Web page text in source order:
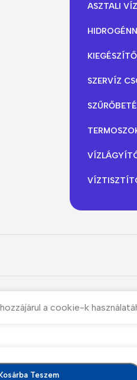
ASZTALI
SZERVÍZ
a cookie-k
Kosárba Teszem